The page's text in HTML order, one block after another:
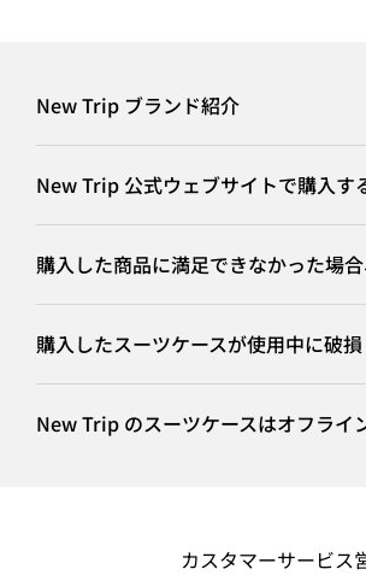
New Trip ブランド紹介
New Trip 公式ウェブサイトで購入す
購入した商品に満足できなかった場
購入したスーツケースが使用中に破
New Trip のスーツケースはオフライ
カスタマーサービス